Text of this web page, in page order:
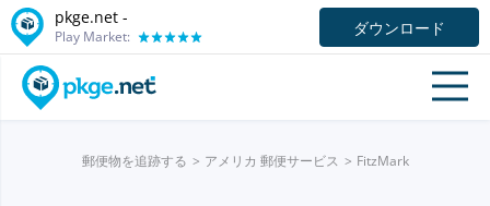
pkge.net -
Play Market: ダウンロード
郵便物を追跡する アメリカ 郵便サービス FitzMark